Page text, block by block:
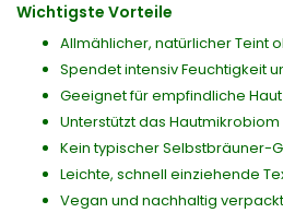
Wichtigste Vorteile
Allmählicher, natürlicher Teint
Spendet intensiv Feuchtigkeit
Geeignet für empfindliche Haut
Unterstützt das Hautmikrobiom
Kein typischer Selbstbräuner-
Leichte, schnell einziehende
Vegan und nachhaltig verpackt